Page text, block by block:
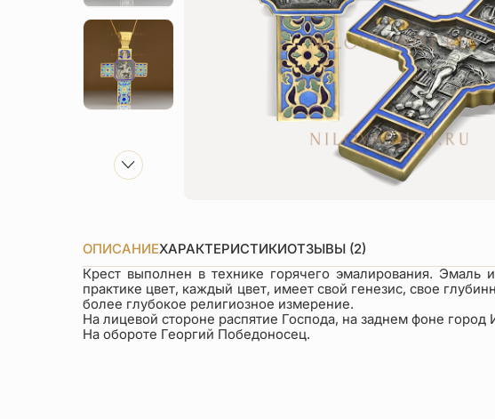
ОПИСАНИЕХАРАКТЕРИСТИКИОТЗЫВЫ (2)
Крест выполнен в технике горячего эмалирования. Эмаль
практике цвет, каждый цвет, имеет свой генезис, свое
более глубокое религиозное измерение.
На лицевой стороне распятие Господа, на заднем фоне город
На обороте Георгий Победоносец.